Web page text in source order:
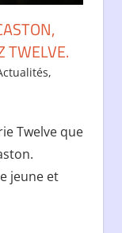
TWELVE.
,
Twelve que
jeune et